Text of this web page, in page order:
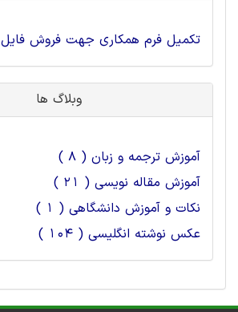
تکمیل فرم همکاری جهت فروش فایل
وبلاگ ها
آموزش ترجمه و زبان ( 8 )
آموزش مقاله نویسی ( 21 )
نکات و آموزش دانشگاهی ( 1 )
عکس نوشته انگلیسی ( 104 )